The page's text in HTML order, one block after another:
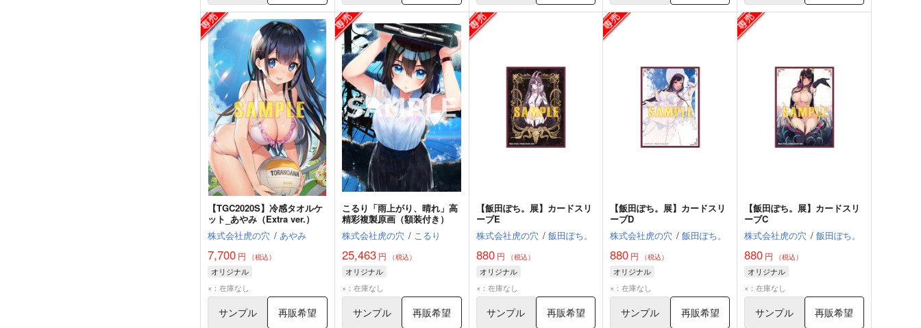
【TGC2020S】冷感タオルケ
ット_あやみ（Extra ver.）
株式会社虎の穴 / あやみ
7,700 円 （税込）
オリジナル
×：在庫なし
サンプル 再販希望
こるり「雨上がり、晴れ」高
精彩複製原画（額装付き）
株式会社虎の穴 / こるり
25,463円 （税込）
オリジナル
×：在庫なし
サンプル 再販希望
【飯田ぽち。展】カードスリ
ーブE
株式会社虎の穴 / 飯田ぽち。
880円 （税込）
オリジナル
×：在庫なし
サンプル 再販希望
【飯田ぽち。展】カードスリ
ーブD
株式会社虎の穴 / 飯田ぽち。
880 円 （税込）
オリジナル
×：在庫なし
サンプル 再販希望
【飯田ぽち。展】カードスリ
ーブC
株式会社虎の穴 / 飯田ぽち。
880 円 （税込）
オリジナル
×：在庫なし
サンプル 再販希望